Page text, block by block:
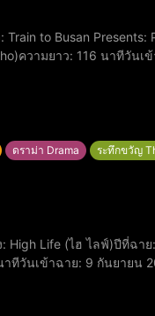
ความยาว: 116 นาทีวันเ
ดราม่า Drama ระทึกขวัญ
ทีวันเข้าฉาย: 9 กันยายน